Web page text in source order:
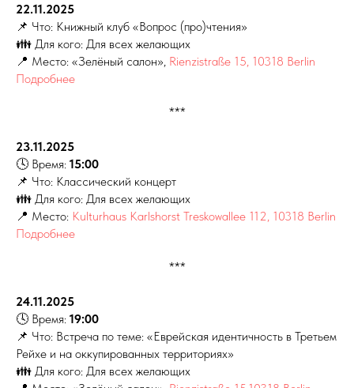
22.11.2025
📌 Что: Книжный клуб «Вопрос (про)чтения»
👪 Для кого: Для всех желающих
📍 Место: «Зелёный салон», Rienzistraße 15, 10318 Berlin
Подробнее
***
23.11.2025
🕓 Время: 15:00
📌 Что: Классический концерт
👪 Для кого: Для всех желающих
📍 Место: Kulturhaus Karlshorst Treskowallee 112, 10318 Berlin
Подробнее
***
24.11.2025
🕓 Время: 19:00
📌 Что: Встреча по теме: «Еврейская идентичность в Третьем
Рейхе и на оккупированных территориях»
👪 Для кого: Для всех желающих